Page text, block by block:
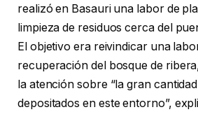
realizó en Basauri una labor de
limpieza de residuos cerca del
El objetivo era reivindicar una
recuperación del bosque de
la atención sobre “la gran
depositados en este entorno”,